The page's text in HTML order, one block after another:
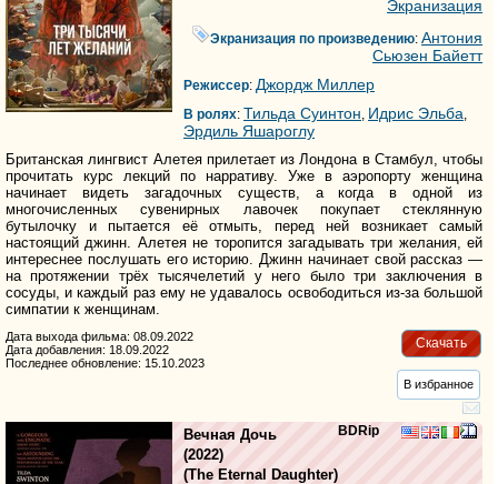
Экранизация
Экранизация по произведению:Антония
Сьюзен Байетт
Режиссер: Джордж Миллер
В ролях: Тильда Суинтон, Идрис Эльба,
Эрдиль Яшароглу
Британская лингвист Алетея прилетает из Лондона в Стамбул, чтобы
прочитать курс лекций по нарративу. Уже в аэропорту женщина
начинает видеть загадочных существ, а когда в одной из
многочисленных сувенирных лавочек покупает стеклянную
бутылочку и пытается её отмыть, перед ней возникает самый
настоящий джинн. Алетея не торопится загадывать три желания, ей
интереснее послушать его историю. Джинн начинает свой рассказ —
на протяжении трёх тысячелетий у него было три заключения в
сосуды, и каждый раз ему не удавалось освободиться из-за большой
симпатии к женщинам.
Скачать
Дата выхода фильма: 08.09.2022
Дата добавления: 18.09.2022
Последнее обновление: 15.10.2023
В избранное
BDRip
Вечная Дочь
(2022)
(The Eternal Daughter)